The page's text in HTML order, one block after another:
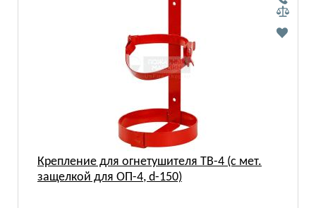
Крепление для огнетушителя ТВ-4 (с мет.
защелкой для ОП-4, d-150)